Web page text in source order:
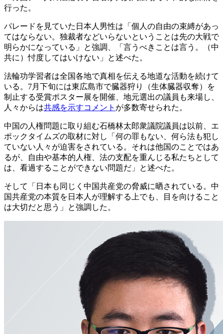
行った。
パレードを見ていた日本人男性は「個人の自由の束縛があっ
てはならない。独裁者などいらないということは先の大戦で
明らかになっている」と強調、「言うべきことは言う。（中
共に）忖度してはいけない」と述べた。
法輪功学習者は全国各地で真相を伝える地道な活動を続けて
いる。7月下旬には東広島市で臓器狩り（生体臓器収奪）を
制止する受賞ポスター展を開催、地元選出の議員も来場し、
人々からは共感を示すコメント が多数寄せられた。
中国の人権問題に取り組む石橋林太郎衆議院議員は以前、エ
ポックタイムズの取材に対し「何の罪もない、何ら法も犯し
ていない人々が迫害をされている。それは他国のことではあ
るが、自由や基本的人権、法の支配を重んじる私たちとして
は、看過することができない問題だ」と述べた。
そして「日本も同じく中国共産党の脅威に晒されている。中
国共産党の本質を日本人が理解する上でも、目を向けること
は大切だと思う」と強調した。